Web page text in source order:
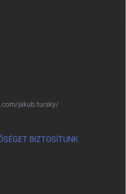
jakub.tursky/
BIZTOSÍTUNK